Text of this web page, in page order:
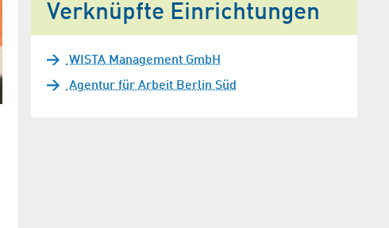
Verknüpfte Einrichtungen
WISTA Management GmbH
Agentur für Arbeit Berlin Süd